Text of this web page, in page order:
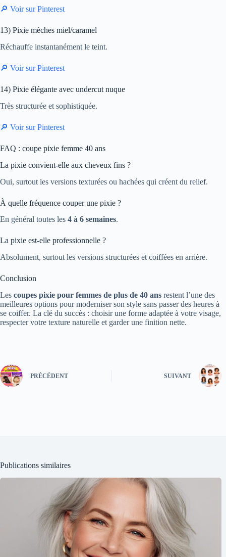
🔎 Voir sur Pinterest
13) Pixie mèches miel/caramel
Réchauffe instantanément le teint.
🔎 Voir sur Pinterest
14) Pixie élégante avec undercut nuque
Très structurée et sophistiquée.
🔎 Voir sur Pinterest
FAQ : coupe pixie femme 40 ans
La pixie convient-elle aux cheveux fins ?
Oui, surtout les versions texturées ou hachées qui créent du relief.
À quelle fréquence couper une pixie ?
En général toutes les 4 à 6 semaines.
La pixie est-elle professionnelle ?
Absolument, surtout les versions structurées et coiffées en arrière.
Conclusion
Les coupes pixie pour femmes de plus de 40 ans restent l’une des
meilleures options pour moderniser son style sans passer des heures à
se coiffer. La clé du succès : choisir une forme adaptée à votre visage,
respecter votre texture naturelle et garder une finition nette.
PRÉCÉDENT SUIVANT
Publications similaires